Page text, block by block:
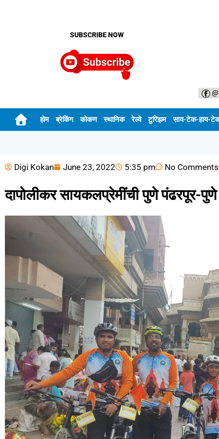
SUBSCRIBE NOW
होम ब्रेकिंग कोकण स्थानिक रेल्वे टुरिझम साय-टेक-हाय-
Digi Kokan June 23, 2022 5:35 pm No Comments
दापोलीकर सायकलप्रेमींची पुणे पंढरपूर-